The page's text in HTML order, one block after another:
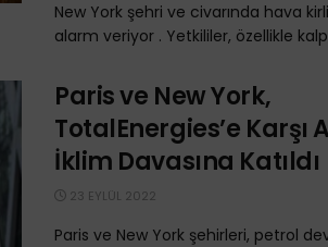
New York şehri ve civarında hava
alarm veriyor . Yetkililer, özellikle
Paris ve New York,
TotalEnergies’e Karşı
İklim Davasına Katıldı
23 EYLÜL 2022
Paris ve New York şehirleri, petrol